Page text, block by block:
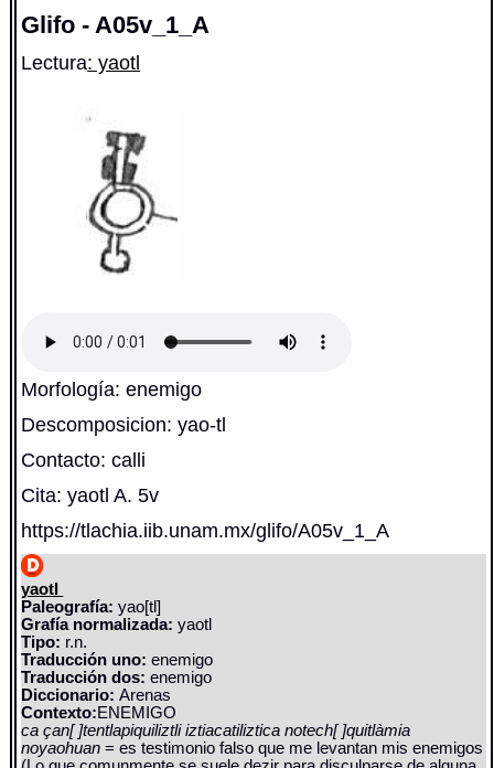
Glifo - A05v_1_A
Lectura: yaotl
Morfología: enemigo
Descomposicion: yao-tl
Contacto: calli
Cita: yaotl A. 5v
https://tlachia.iib.unam.mx/glifo/A05v_1_A
yaotl
Paleografía: yao[tl]
Grafía normalizada: yaotl
Tipo: r.n.
Traducción uno: enemigo
Traducción dos: enemigo
Diccionario:Arenas
Contexto:ENEMIGO
ca çan[ ]tentlapiquiliztli iztiacatiliztica notech[ ]quitlàmia
noyaohuan= es testimonio falso que me levantan mis enemigos